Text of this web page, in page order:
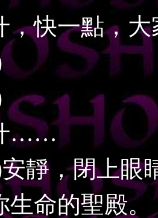
一點，大
……
，閉上眼睛
的聖殿。